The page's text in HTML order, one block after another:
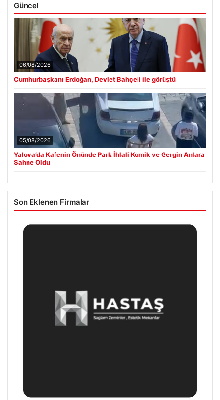
Güncel
06/08/2026
Cumhurbaşkanı Erdoğan, Devlet Bahçeli ile görüştü
05/08/2026
Yalova’da Kafenin Önünde Park İhlali Komik ve Gergin Anlara
Sahne Oldu
Son Eklenen Firmalar